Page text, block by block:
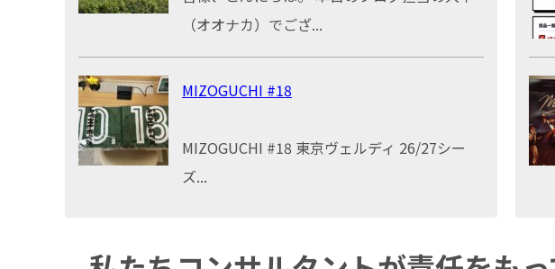
（オオナカ）でござ...
MIZOGUCHI #18
MIZOGUCHI #18 東京ヴェルディ 26/27シー
ズ...